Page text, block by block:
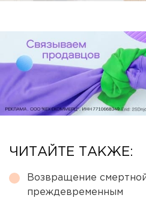
ЧИТАЙТЕ ТАКЖЕ:
Возвращение
преждевременным